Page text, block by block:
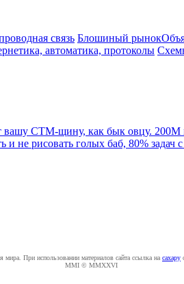
связь Блошиный рынок
автоматика, протоколы
вашу СТМ-щину, как бык овцу. 200М
и не рисовать голых баб, 80%
мира. При использовании материалов сайта ссылка на caxapу
MMI © MMXXVI